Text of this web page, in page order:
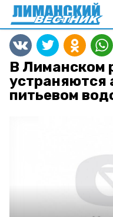
В Лиманском
устраняются
питьевом